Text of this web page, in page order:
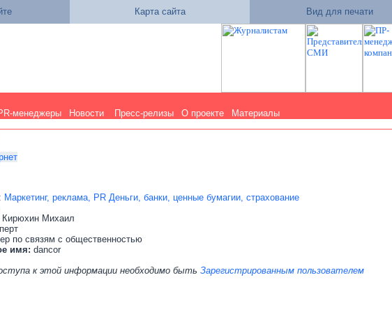
Карта сайта Вид для печати
менеджеры Новости Пресс-релизы О проекте Материалы
: Маркетинг, реклама, PR Деньги, банки, ценные бумагии, страхование
Кирюхин Михаил
по связям с общественностью
имя: dancor
к этой информации необходимо быть Зарегистрированным пользователем